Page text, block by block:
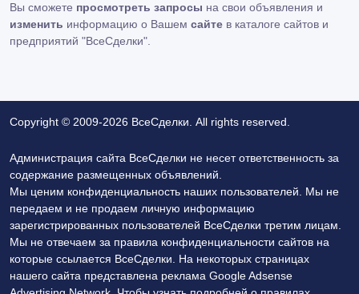
Вы сможете просмотреть запросы на свои объявления и
изменить информацию о Вашем сайте в каталоге сайтов и
предприятий "ВсеСделки".
Copyright © 2009-2026 ВсеСделки. All rights reserved.
Администрация сайта ВсеСделки не несет ответственность за
содержание размещенных объявлений.
Мы ценим конфиденциальность наших пользователей. Мы не
передаем и не продаем личную информацию
зарегистрированных пользователей ВсеСделки третим лицам.
Мы не отвечаем за правила конфиденциальности сайтов на
которые ссылается ВсеСделки. На некоторых страницах
нашего сайта представлена реклама Google Adsense